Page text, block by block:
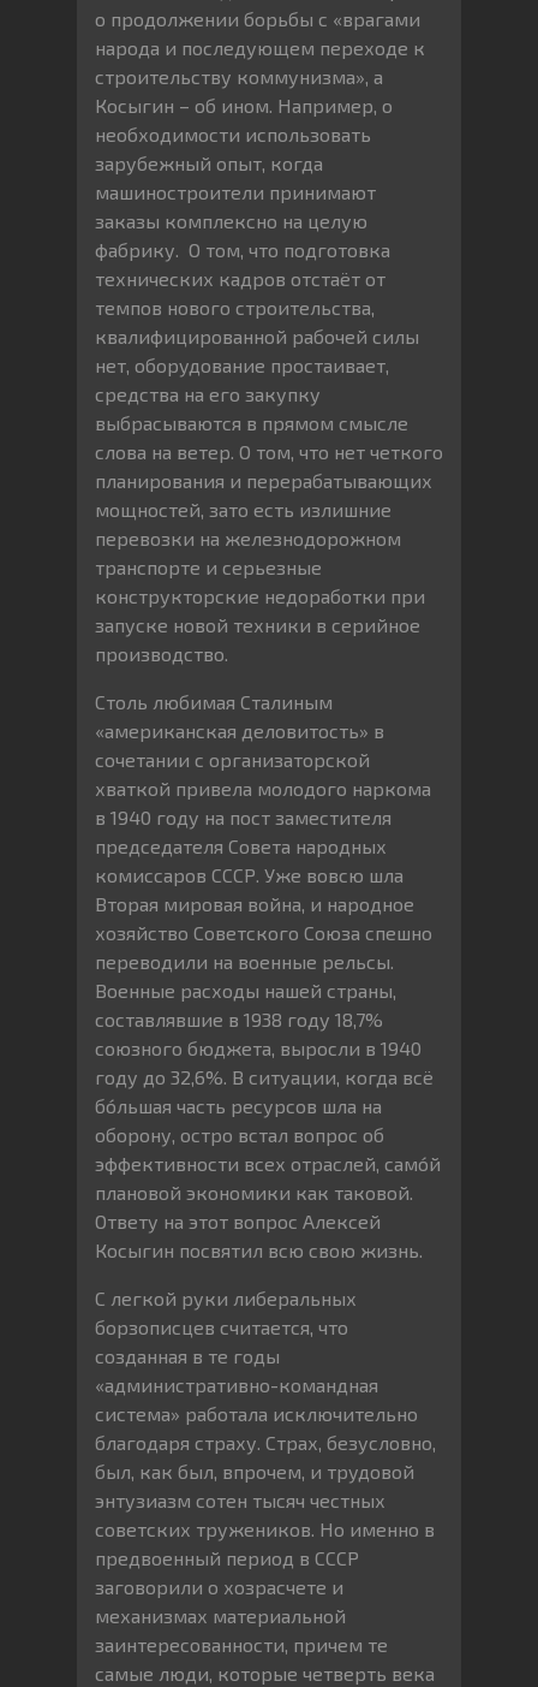
о продолжении борьбы с «врагами
народа и последующем переходе к
строительству коммунизма», а
Косыгин – об ином. Например, о
необходимости использовать
зарубежный опыт, когда
машиностроители принимают
заказы комплексно на целую
фабрику. О том, что подготовка
технических кадров отстаёт от
темпов нового строительства,
квалифицированной рабочей силы
нет, оборудование простаивает,
средства на его закупку
выбрасываются в прямом смысле
слова на ветер. О том, что нет четкого
планирования и перерабатывающих
мощностей, зато есть излишние
перевозки на железнодорожном
транспорте и серьезные
конструкторские недоработки при
запуске новой техники в серийное
производство.
Столь любимая Сталиным
«американская деловитость» в
сочетании с организаторской
хваткой привела молодого наркома
в 1940 году на пост заместителя
председателя Совета народных
комиссаров СССР. Уже вовсю шла
Вторая мировая война, и народное
хозяйство Советского Союза спешно
переводили на военные рельсы.
Военные расходы нашей страны,
составлявшие в 1938 году 18,7%
союзного бюджета, выросли в 1940
году до 32,6%. В ситуации, когда всё
бóльшая часть ресурсов шла на
оборону, остро встал вопрос об
эффективности всех отраслей, самóй
плановой экономики как таковой.
Ответу на этот вопрос Алексей
Косыгин посвятил всю свою жизнь.
С легкой руки либеральных
борзописцев считается, что
созданная в те годы
«административно-командная
система» работала исключительно
благодаря страху. Страх, безусловно,
был, как был, впрочем, и трудовой
энтузиазм сотен тысяч честных
советских тружеников. Но именно в
предвоенный период в СССР
заговорили о хозрасчете и
механизмах материальной
заинтересованности, причем те
самые люди, которые четверть века